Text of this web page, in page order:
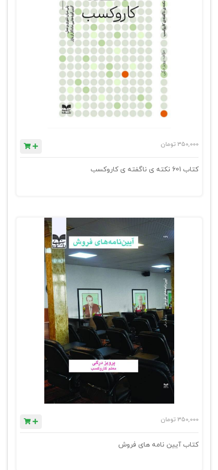
350,000 تومان
کتاب 601 نکته ی ناگفته ی کاروکسب
350,000 تومان
کتاب آیین نامه های فروش